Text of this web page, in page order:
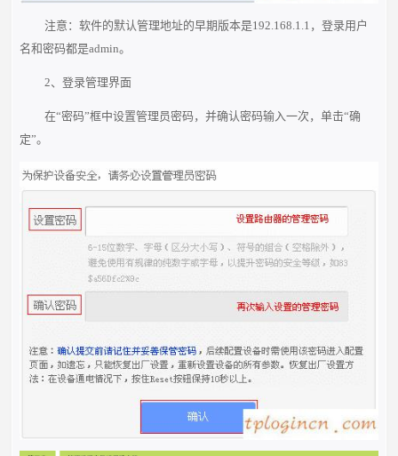
注意：软件的默认管理地址的早期版本是192.168.1.1，登录用户
名和密码都是admin。
2、登录管理界面
在“密码”框中设置管理员密码，并确认密码输入一次，单击“确
定”。